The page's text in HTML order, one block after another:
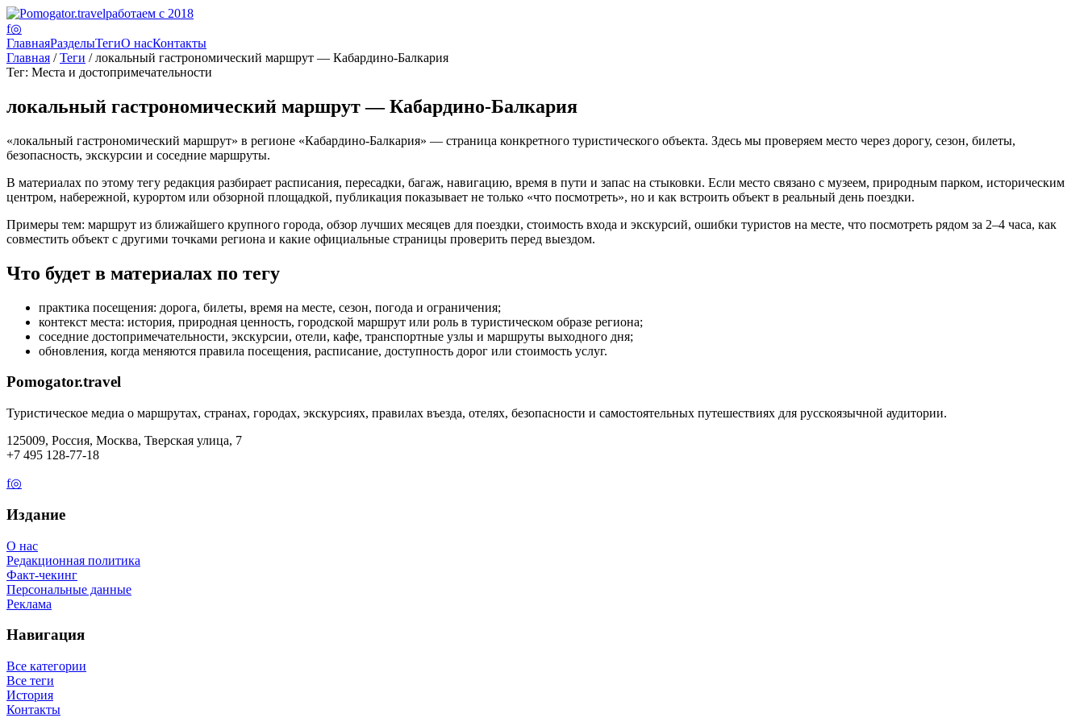
работаем с 2018
f◎
ГлавнаяРазделыТегиО насКонтакты
Главная /Теги / локальный гастрономический маршрут — Кабардино-Балкария
Тег: Места и достопримечательности
локальный гастрономический маршрут — Кабардино-Балкария
«локальный гастрономический маршрут» в регионе «Кабардино-Балкария» — страница конкретного туристического объекта. Здесь мы проверяем место через дорогу, сезон, билеты,
безопасность, экскурсии и соседние маршруты.
В материалах по этому тегу редакция разбирает расписания, пересадки, багаж, навигацию, время в пути и запас на стыковки. Если место связано с музеем, природным парком, историческим
центром, набережной, курортом или обзорной площадкой, публикация показывает не только «что посмотреть», но и как встроить объект в реальный день поездки.
Примеры тем: маршрут из ближайшего крупного города, обзор лучших месяцев для поездки, стоимость входа и экскурсий, ошибки туристов на месте, что посмотреть рядом за 2–4 часа, как
совместить объект с другими точками региона и какие официальные страницы проверить перед выездом.
Что будет в материалах по тегу
практика посещения: дорога, билеты, время на месте, сезон, погода и ограничения;
контекст места: история, природная ценность, городской маршрут или роль в туристическом образе региона;
соседние достопримечательности, экскурсии, отели, кафе, транспортные узлы и маршруты выходного дня;
обновления, когда меняются правила посещения, расписание, доступность дорог или стоимость услуг.
Pomogator.travel
Туристическое медиа о маршрутах, странах, городах, экскурсиях, правилах въезда, отелях, безопасности и самостоятельных путешествиях для русскоязычной аудитории.
125009, Россия, Москва, Тверская улица, 7
+7 495 128-77-18
f◎
Издание
О нас
Редакционная политика
Факт-чекинг
Персональные данные
Реклама
Навигация
Все категории
Все теги
История
Контакты